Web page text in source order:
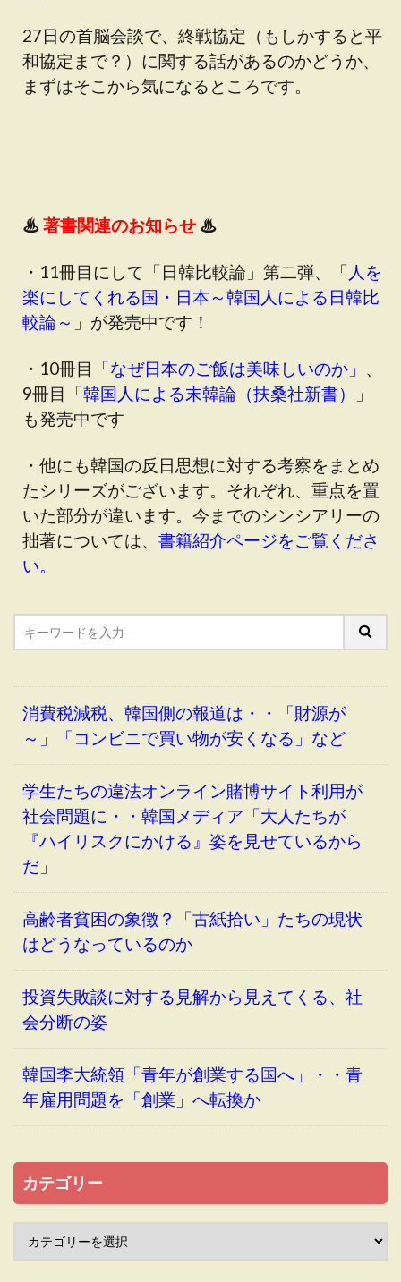
27日の首脳会談で、終戦協定（もしかすると平
和協定まで？）に関する話があるのかどうか、
まずはそこから気になるところです。
♨著書関連のお知らせ ♨
・11冊目にして「日韓比較論」第二弾、「 人を
楽にしてくれる国・日本～韓国人による日韓比
較論～ 」が発売中です！
・10冊目 「なぜ日本のご飯は美味しいのか」 、
9冊目「韓国人による末韓論（扶桑社新書）
」
も発売中です
・他にも韓国の反日思想に対する考察をまとめ
たシリーズがございます。それぞれ、重点を置
いた部分が違います。今までのシンシアリーの
拙著については、 書籍紹介ページをご覧くださ
い。
消費税減税、韓国側の報道は・・「財源が
～」「コンビニで買い物が安くなる」など
学生たちの違法オンライン賭博サイト利用が
社会問題に・・韓国メディア「大人たちが
『ハイリスクにかける』姿を見せているから
だ」
高齢者貧困の象徴？「古紙拾い」たちの現状
はどうなっているのか
投資失敗談に対する見解から見えてくる、社
会分断の姿
韓国李大統領「青年が創業する国へ」・・青
年雇用問題を「創業」へ転換か
カテゴリー